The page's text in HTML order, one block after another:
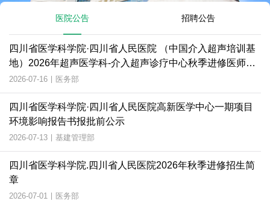
医院公告 招聘公告
四川省医学科学院·四川省人民医院 （中国介入超声培训基
地）2026年超声医学科-介入超声诊疗中心秋季进修医师招
生简章
2026-07-16 | 医务部
四川省医学科学院·四川省人民医院高新医学中心一期项目
环境影响报告书报批前公示
2026-07-13 | 基建管理部
四川省医学科学院.四川省人民医院2026年秋季进修招生简
章
2026-07-01 | 医务部